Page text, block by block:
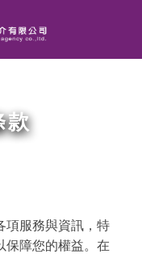
款
項服務與資訊，特
保障您的權益。在